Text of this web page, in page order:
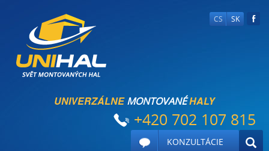
CS SK
UNIVERZÁLNEMONTOVANÉHALY
+420 702 107 815
KONZULTÁCIE